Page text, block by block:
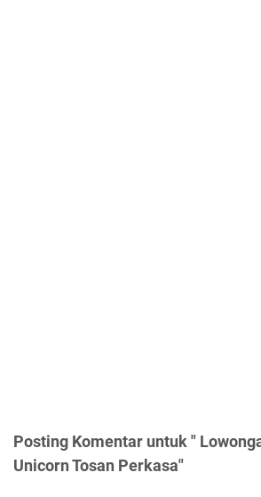
Posting Komentar untuk "
Unicorn Tosan Perkasa"